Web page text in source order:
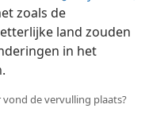
zoals de
land zouden
in het
vond de vervulling plaats?